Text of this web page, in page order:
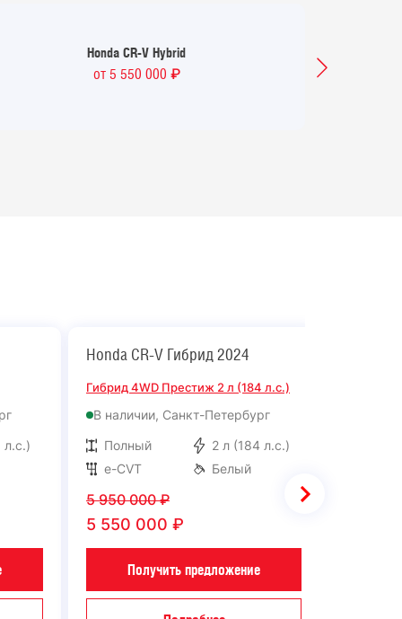
Honda CR-V Hybrid
от 5 550 000 ₽
л.с.)
Honda CR-V Гибрид 2024
Гибрид 4WD Престиж 2 л (184 л.с.)
В наличии, Санкт-Петербург
Полный
2 л (184 л.с.)
e-CVT
Белый
5 950 000₽
5 550 000 ₽
Получить предложение